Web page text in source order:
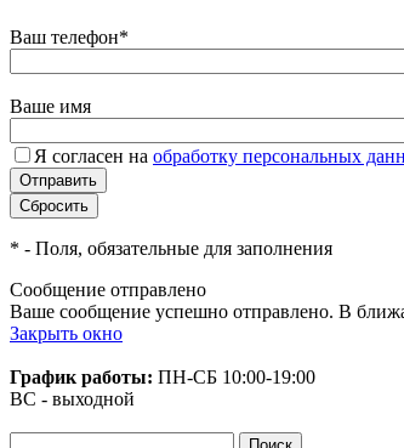
Ваш телефон*
Ваше имя
Я согласен на обработку персональных
* - Поля, обязательные для заполнения
Сообщение отправлено
Ваше сообщение успешно отправлено. В
Закрыть окно
График работы: ПН-СБ 10:00-19:00
ВС - выходной